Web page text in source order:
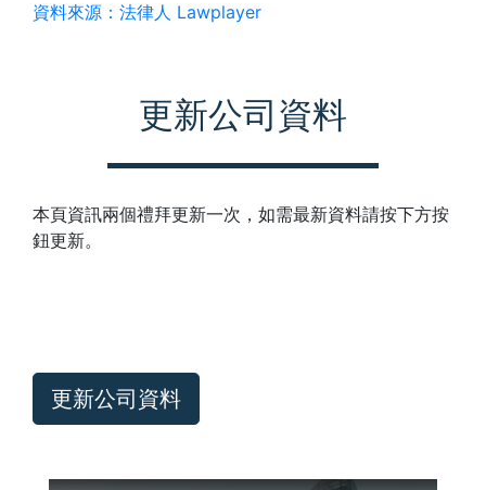
資料來源：法律人 Lawplayer
更新公司資料
本頁資訊兩個禮拜更新一次，如需最新資料請按下方按
鈕更新。